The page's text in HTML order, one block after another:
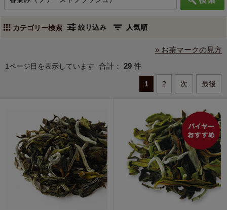
カテゴリー検索 絞り込み
» お茶マークの見方
1ページ目を表示しています 合計： 29 件
1 2 次 最後